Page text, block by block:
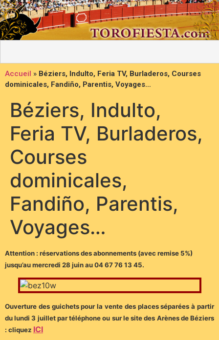
Accueil » Béziers, Indulto, Feria TV, Burladeros, Courses
dominicales, Fandiño, Parentis, Voyages…
Béziers, Indulto,
Feria TV, Burladeros,
Courses
dominicales,
Fandiño, Parentis,
Voyages…
Attention : réservations des abonnements (avec remise 5%)
jusqu’au mercredi 28 juin au 04 67 76 13 45.
Ouverture des guichets pour la vente des places séparées à partir
du lundi 3 juillet par téléphone ou sur le site des Arènes de Béziers
: cliquez ICI